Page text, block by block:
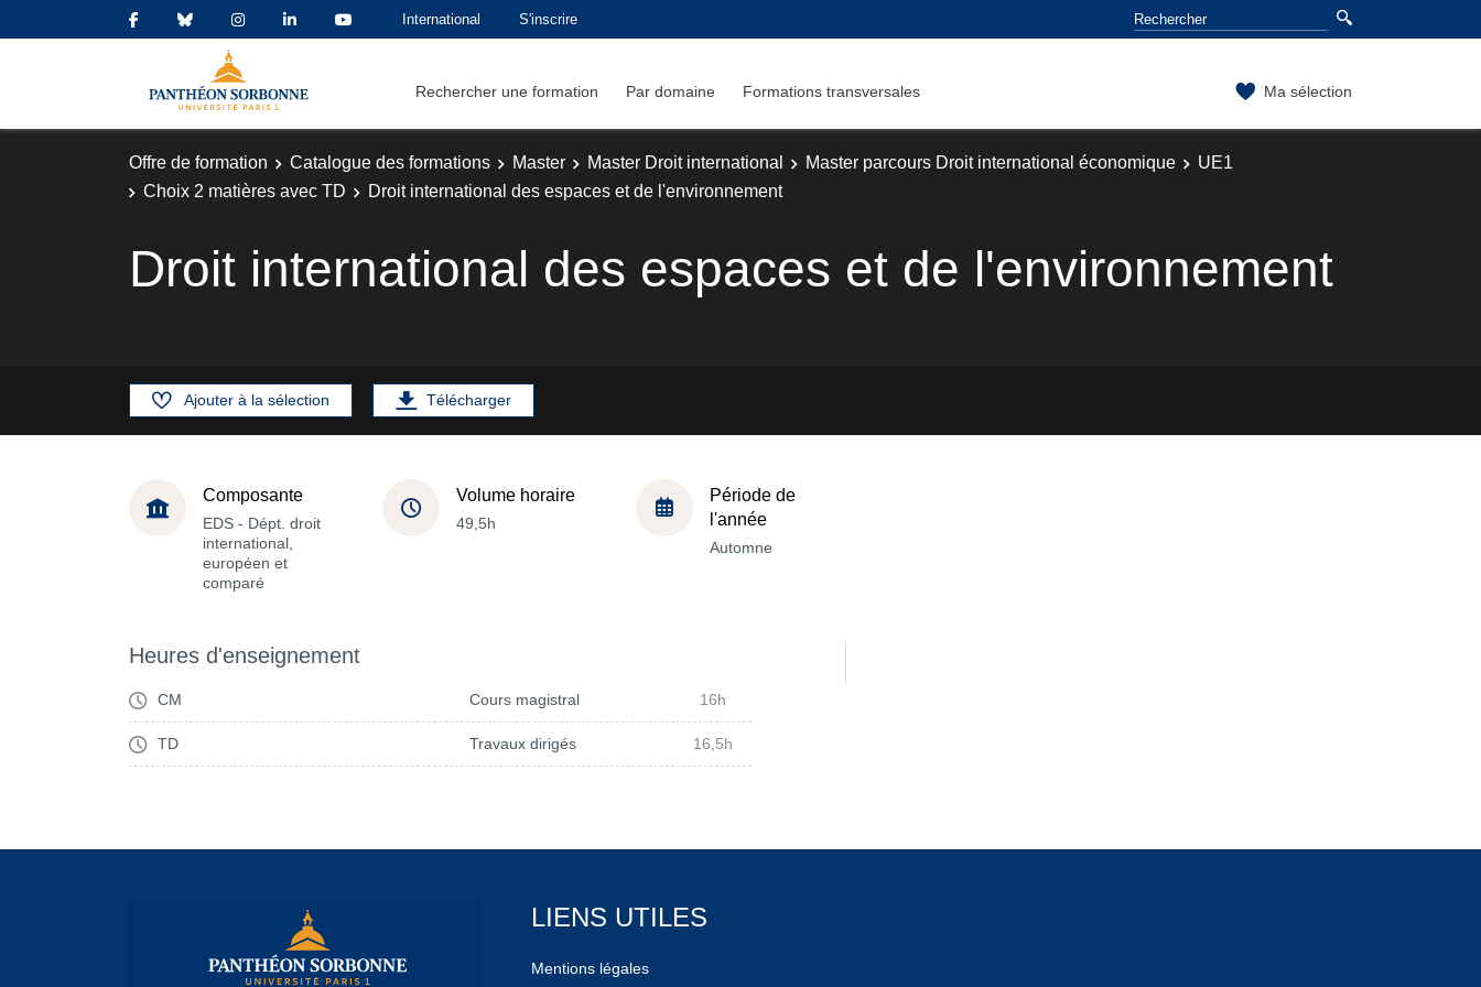
International S'inscrire
Rechercher une formation Par domaine Formations transversales Ma sélection
Offre de formation Catalogue des formations Master Master Droit international Master parcours Droit international économique
UE1
Choix 2 matières avec TD
Droit international des espaces et de l'environnement
Droit international des espaces et de l'environnement
Ajouter à la sélection Télécharger
Composante
EDS - Dépt. droit
international,
européen et
comparé
Volume horaire
49,5h
Période de
l'année
Automne
Heures d'enseignement
CM Cours magistral 16h
TD Travaux dirigés 16,5h
LIENS UTILES
Mentions légales